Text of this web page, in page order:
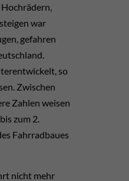
war
gefahren
so
Zwischen
Zahlen weisen
zum 2.
Fahrradbaues
nicht mehr